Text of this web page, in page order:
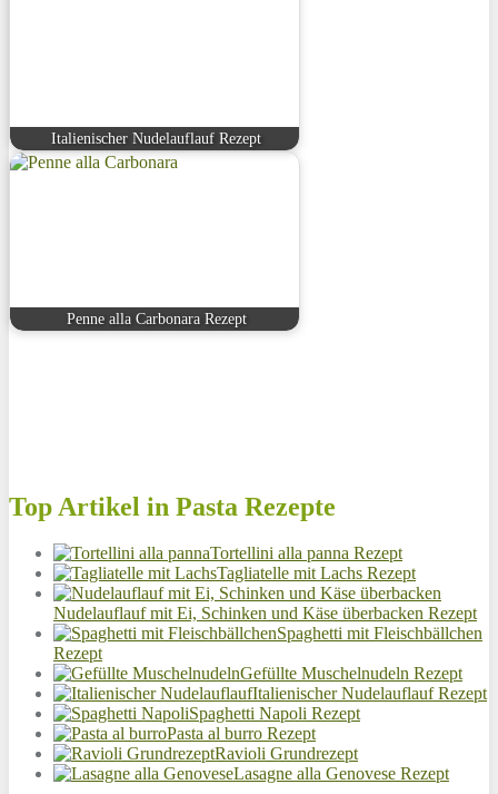
Italienischer Nudelauflauf Rezept
Penne alla Carbonara Rezept
Top Artikel in Pasta Rezepte
Tortellini alla panna Rezept
Tagliatelle mit Lachs Rezept
Nudelauflauf mit Ei, Schinken und Käse überbacken Rezept
Spaghetti mit Fleischbällchen
Rezept
Gefüllte Muschelnudeln Rezept
Italienischer Nudelauflauf Rezept
Spaghetti Napoli Rezept
Pasta al burro Rezept
Ravioli Grundrezept
Lasagne alla Genovese Rezept